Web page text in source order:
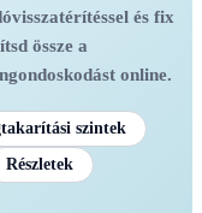
és fix
össze a
online.
szintek
Részletek